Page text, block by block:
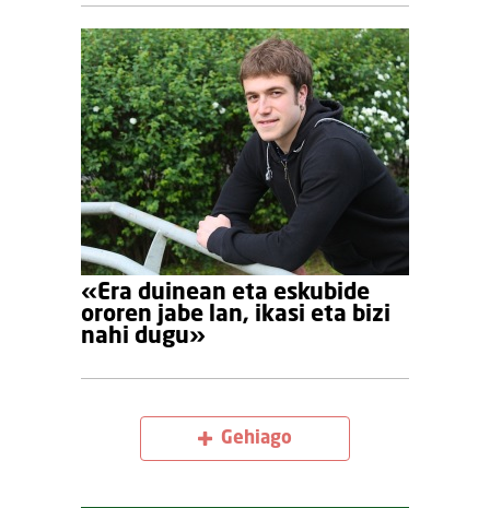
«Era duinean eta eskubide
ororen jabe lan, ikasi eta bizi
nahi dugu»
Gehiago